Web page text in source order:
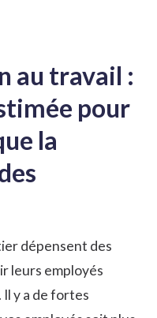
au travail :
pour
la
dépensent des
leurs employés
y a de fortes